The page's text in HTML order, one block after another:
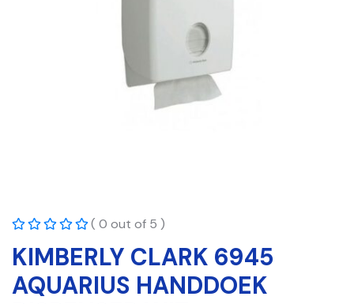
( 0 out of 5 )
KIMBERLY CLARK 6945
AQUARIUS HANDDOEK